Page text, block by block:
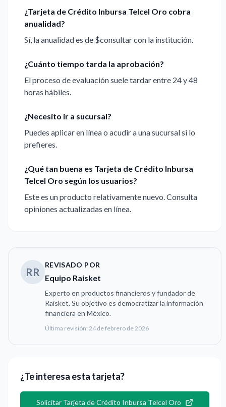
¿Tarjeta de Crédito Inbursa Telcel Oro cobra
anualidad?
Sí, la anualidad es de $consultar con la institución.
¿Cuánto tiempo tarda la aprobación?
El proceso de evaluación suele tardar entre 24 y 48
horas hábiles.
¿Necesito ir a sucursal?
Puedes aplicar en línea o acudir a una sucursal si lo
prefieres.
¿Qué tan buena es Tarjeta de Crédito Inbursa
Telcel Oro según los usuarios?
Este es un producto relativamente nuevo. Consulta
opiniones actualizadas en línea.
RR
REVISADO POR
Equipo Raisket
Experto en productos financieros y fundador de
Raisket. Su objetivo es democratizar la información
financiera en México.
Última revisión: 24 de febrero de 2026
¿Te interesa esta tarjeta?
Solicitar Tarjeta de Crédito Inbursa Telcel Oro